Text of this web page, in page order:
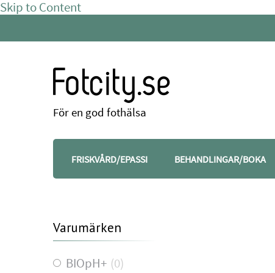
Skip to Content
Fotcity.se
För en god fothälsa
FRISKVÅRD/EPASSI BEHANDLINGAR/BOKA
Varumärken
BIOpH+ (0)